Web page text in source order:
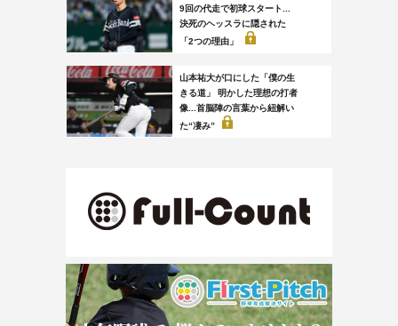
9回の代走で初球スタート...
決死のヘッスラに隠された
「2つの理由」
山本祐大が口にした「僕の生
きる道」 明かした理想の打者
像...首脳陣の言葉から紐解い
た“凄み”